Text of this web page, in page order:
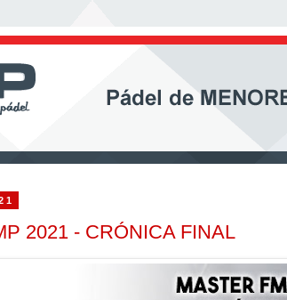
2021 - CRÓNICA FINAL